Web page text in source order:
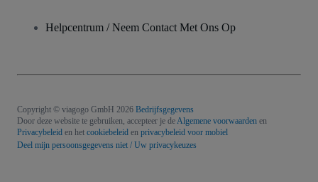
Helpcentrum / Neem Contact Met Ons Op
Copyright © viagogo GmbH 2026 Bedrijfsgegevens
Door deze website te gebruiken, accepteer je deAlgemene voorwaarden en
Privacybeleid en het cookiebeleid en privacybeleid voor mobiel
Deel mijn persoonsgegevens niet / Uw privacykeuzes